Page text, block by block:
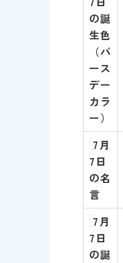
の誕
生色
（バ
ース
デー
カラ
ー）
7月
7 日
の名
言
7月
7 日
の誕